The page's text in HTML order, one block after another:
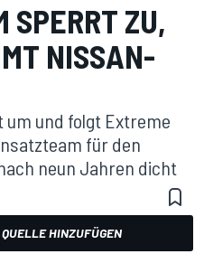
SPERRT ZU,
NISSAN-
und folgt Extreme
für den
neun Jahren dicht
HINZUFÜGEN